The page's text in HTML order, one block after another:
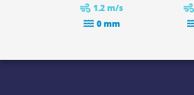
1.2 m/s
0 mm